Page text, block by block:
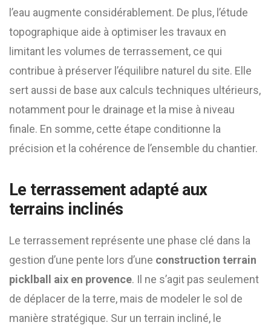
l’eau augmente considérablement. De plus, l’étude
topographique aide à optimiser les travaux en
limitant les volumes de terrassement, ce qui
contribue à préserver l’équilibre naturel du site. Elle
sert aussi de base aux calculs techniques ultérieurs,
notamment pour le drainage et la mise à niveau
finale. En somme, cette étape conditionne la
précision et la cohérence de l’ensemble du chantier.
Le terrassement adapté aux
terrains inclinés
Le terrassement représente une phase clé dans la
gestion d’une pente lors d’une construction terrain
picklball aix en provence. Il ne s’agit pas seulement
de déplacer de la terre, mais de modeler le sol de
manière stratégique. Sur un terrain incliné, le